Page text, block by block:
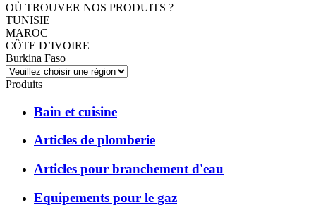
OÙ TROUVER NOS PRODUITS ?
TUNISIE
MAROC
CÔTE D’IVOIRE
Burkina Faso
Produits
Bain et cuisine
Articles de plomberie
Articles pour branchement d'eau
Equipements pour le gaz